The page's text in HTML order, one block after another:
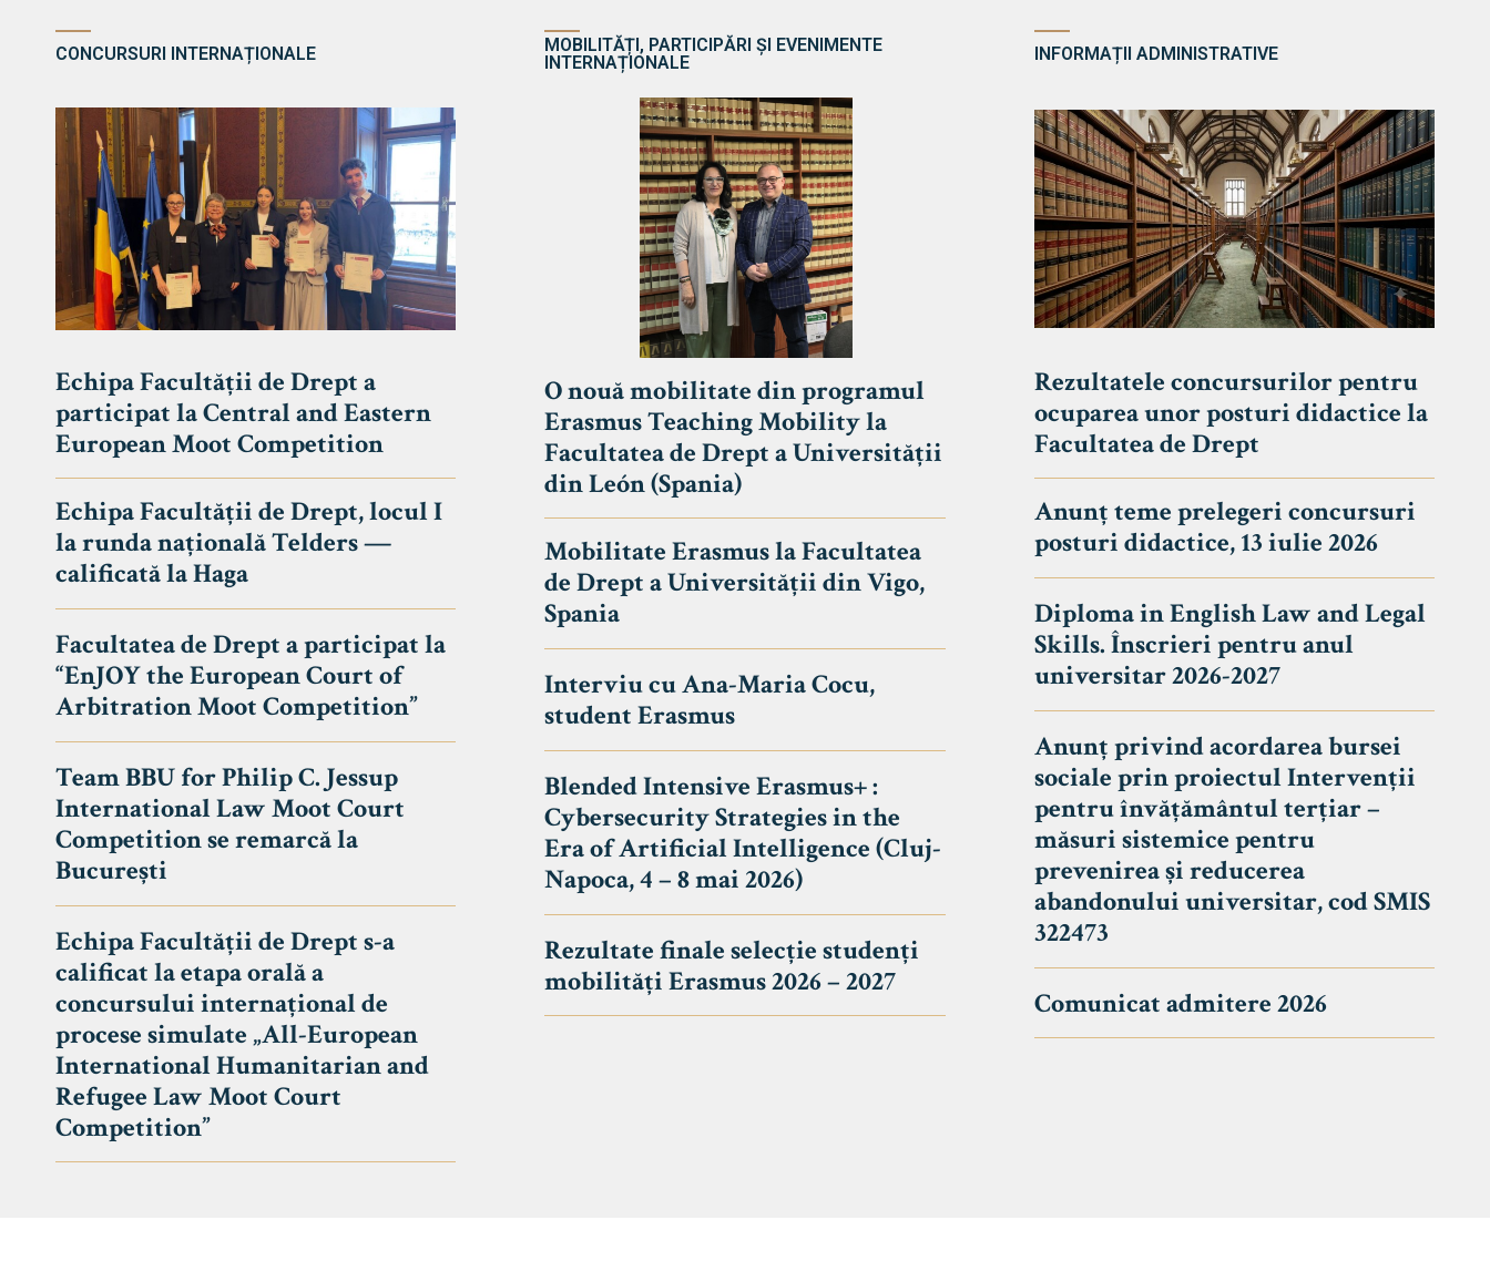
CONCURSURI INTERNAȚIONALE
Echipa Facultății de Drept a
participat la Central and Eastern
European Moot Competition
Echipa Facultății de Drept, locul I
la runda națională Telders —
calificată la Haga
Facultatea de Drept a participat la
“EnJOY the European Court of
Arbitration Moot Competition”
Team BBU for Philip C. Jessup
International Law Moot Court
Competition se remarcă la
București
Echipa Facultății de Drept s-a
calificat la etapa orală a
concursului internațional de
procese simulate „All-European
International Humanitarian and
Refugee Law Moot Court
Competition”
MOBILITĂȚI, PARTICIPĂRI ȘI EVENIMENTE
INTERNAȚIONALE
O nouă mobilitate din programul
Erasmus Teaching Mobility la
Facultatea de Drept a Universității
din León (Spania)
Mobilitate Erasmus la Facultatea
de Drept a Universității din Vigo,
Spania
Interviu cu Ana-Maria Cocu,
student Erasmus
Blended Intensive Erasmus+ :
Cybersecurity Strategies in the
Era of Artificial Intelligence (Cluj-
Napoca, 4 – 8 mai 2026)
Rezultate finale selecție studenți
mobilități Erasmus 2026 – 2027
INFORMAȚII ADMINISTRATIVE
Rezultatele concursurilor pentru
ocuparea unor posturi didactice la
Facultatea de Drept
Anunț teme prelegeri concursuri
posturi didactice, 13 iulie 2026
Diploma in English Law and Legal
Skills. Înscrieri pentru anul
universitar 2026-2027
Anunț privind acordarea bursei
sociale prin proiectul Intervenții
pentru învățământul terțiar –
măsuri sistemice pentru
prevenirea și reducerea
abandonului universitar, cod SMIS
322473
Comunicat admitere 2026